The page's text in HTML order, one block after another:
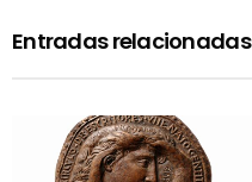
Entradas relacionadas